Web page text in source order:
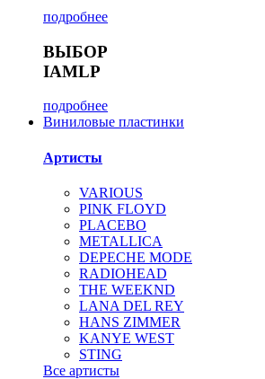
подробнее
ВЫБОР
IAMLP
подробнее
Виниловые пластинки
Артисты
VARIOUS
PINK FLOYD
PLACEBO
METALLICA
DEPECHE MODE
RADIOHEAD
THE WEEKND
LANA DEL REY
HANS ZIMMER
KANYE WEST
STING
Все артисты